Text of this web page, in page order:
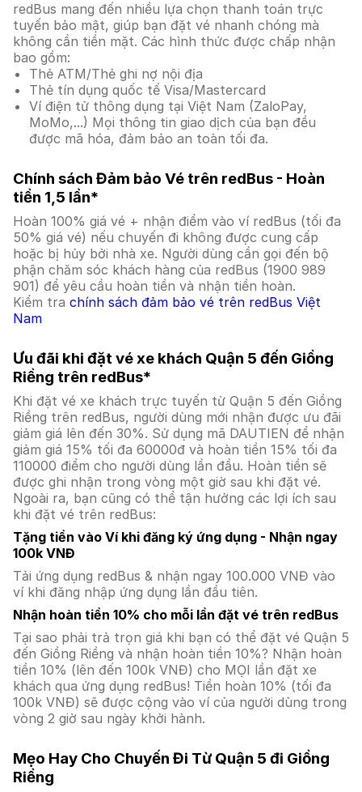
redBus mang đến nhiều lựa chọn thanh toán trực
tuyến bảo mật, giúp bạn đặt vé nhanh chóng mà
không cần tiền mặt. Các hình thức được chấp nhận
bao gồm:
Thẻ ATM/Thẻ ghi nợ nội địa
Thẻ tín dụng quốc tế Visa/Mastercard
Ví điện tử thông dụng tại Việt Nam (ZaloPay,
MoMo,...) Mọi thông tin giao dịch của bạn đều
được mã hóa, đảm bảo an toàn tối đa.
Chính sách Đảm bảo Vé trên redBus - Hoàn
tiền 1,5 lần*
Hoàn 100% giá vé + nhận điểm vào ví redBus (tối đa
50% giá vé) nếu chuyến đi không được cung cấp
hoặc bị hủy bởi nhà xe. Người dùng cần gọi đến bộ
phận chăm sóc khách hàng của redBus (1900 989
901) để yêu cầu hoàn tiền và nhận tiền hoàn.
Kiểm tra chính sách đảm bảo vé trên redBus Việt
Nam
Ưu đãi khi đặt vé xe khách Quận 5 đến Giồng
Riềng trên redBus*
Khi đặt vé xe khách trực tuyến từ Quận 5 đến Giồng
Riềng trên redBus, người dùng mới nhận được ưu đãi
giảm giá lên đến 30%. Sử dụng mã DAUTIEN để nhận
giảm giá 15% tối đa 60000đ và hoàn tiền 15% tối đa
110000 điểm cho người dùng lần đầu. Hoàn tiền sẽ
được ghi nhận trong vòng một giờ sau khi đặt vé.
Ngoài ra, bạn cũng có thể tận hưởng các lợi ích sau
khi đặt vé trên redBus:
Tặng tiền vào Ví khi đăng ký ứng dụng - Nhận ngay
100k VNĐ
Tải ứng dụng redBus & nhận ngay 100.000 VNĐ vào
ví khi đăng nhập ứng dụng lần đầu tiên.
Nhận hoàn tiền 10% cho mỗi lần đặt vé trên redBus
Tại sao phải trả trọn giá khi bạn có thể đặt vé Quận 5
đến Giồng Riềng và nhận hoàn tiền 10%? Nhận hoàn
tiền 10% (lên đến 100k VNĐ) cho MỌI lần đặt xe
khách qua ứng dụng redBus! Tiền hoàn 10% (tối đa
100k VNĐ) sẽ được cộng vào ví của người dùng trong
vòng 2 giờ sau ngày khởi hành.
Mẹo Hay Cho Chuyến Đi Từ Quận 5 đi Giồng
Riềng